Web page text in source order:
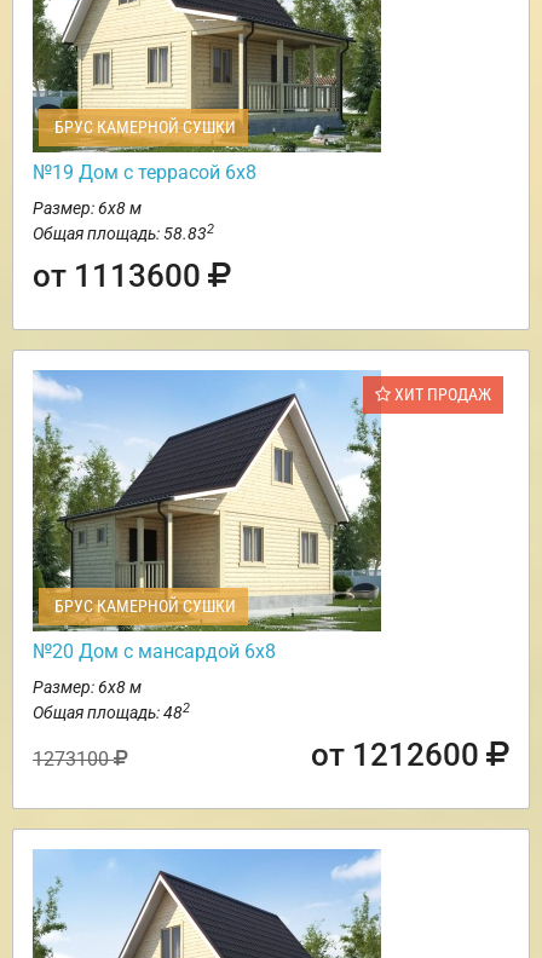
БРУС КАМЕРНОЙ СУШКИ
№19 Дом с террасой 6х8
Размер: 6х8 м
Общая площадь: 58.832
от 1113600
ХИТ ПРОДАЖ
БРУС КАМЕРНОЙ СУШКИ
№20 Дом с мансардой 6х8
Размер: 6х8 м
Общая площадь: 482
1273100 от 1212600